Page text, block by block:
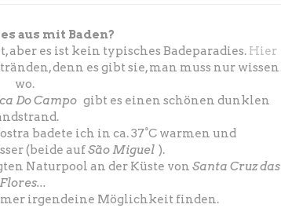
aus mit Baden?
es ist kein typisches Badeparadies. Hier
denn es gibt sie, man muss nur wissen
wo.
Do Campo gibt es einen schönen dunklen
badete ich in ca. 37°C warmen und
(beide aufSão Miguel ).
Naturpool an der Küste vonSanta Cruz das
Flores...
irgendeine Möglichkeit finden.